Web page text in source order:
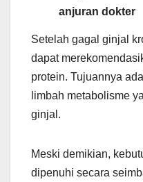
anjuran dokter
Setelah gagal ginjal
dapat
protein. Tujuannya
limbah metabolisme
ginjal.
Meski demikian,
dipenuhi secara